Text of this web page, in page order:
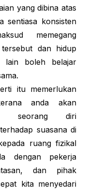
yang dibina atas
sentiasa konsisten
memegang
dan hidup
lain boleh belajar
itu memerlukan
anda akan
seorang diri
suasana di
ruang fizikal
dengan pekerja
dan pihak
kita menyedari